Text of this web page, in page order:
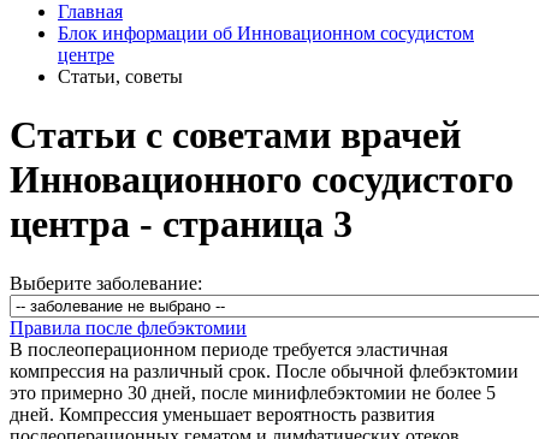
Главная
Блок информации об Инновационном сосудистом
центре
Статьи, советы
Статьи с советами врачей
Инновационного сосудистого
центра - страница 3
Выберите заболевание:
Правила после флебэктомии
В послеоперационном периоде требуется эластичная
компрессия на различный срок. После обычной флебэктомии
это примерно 30 дней, после минифлебэктомии не более 5
дней. Компрессия уменьшает вероятность развития